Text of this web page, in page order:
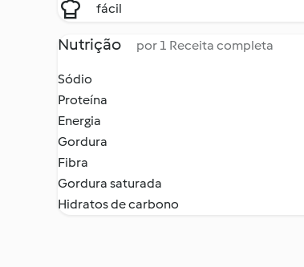
fácil
Nutrição por 1 Receita completa
Sódio
Proteína
Energia
Gordura
Fibra
Gordura saturada
Hidratos de carbono